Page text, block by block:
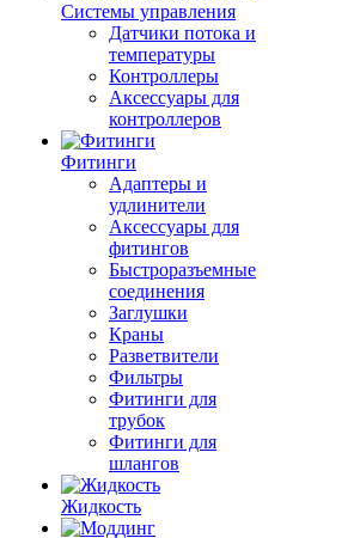
Системы управления
Датчики потока и
температуры
Контроллеры
Аксессуары для
контроллеров
Фитинги
Адаптеры и
удлинители
Аксессуары для
фитингов
Быстроразъемные
соединения
Заглушки
Краны
Разветвители
Фильтры
Фитинги для
трубок
Фитинги для
шлангов
Жидкость